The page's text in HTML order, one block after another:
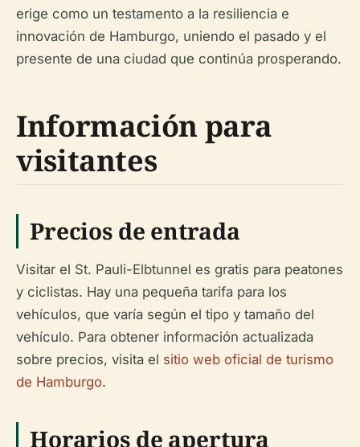
erige como un testamento a la resiliencia e
innovación de Hamburgo, uniendo el pasado y el
presente de una ciudad que continúa prosperando.
Información para
visitantes
Precios de entrada
Visitar el St. Pauli-Elbtunnel es gratis para peatones
y ciclistas. Hay una pequeña tarifa para los
vehículos, que varía según el tipo y tamaño del
vehículo. Para obtener información actualizada
sobre precios, visita el sitio web oficial de turismo
de Hamburgo.
Horarios de apertura